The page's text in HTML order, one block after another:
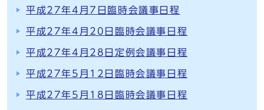
平成27年4月7日臨時会議事日程
平成27年4月20日臨時会議事日程
平成27年4月28日定例会議事日程
平成27年5月12日臨時会議事日程
平成27年5月18日臨時会議事日程